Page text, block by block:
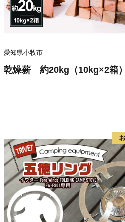
愛知県小牧市
乾燥薪 約20kg（10kg×2箱）